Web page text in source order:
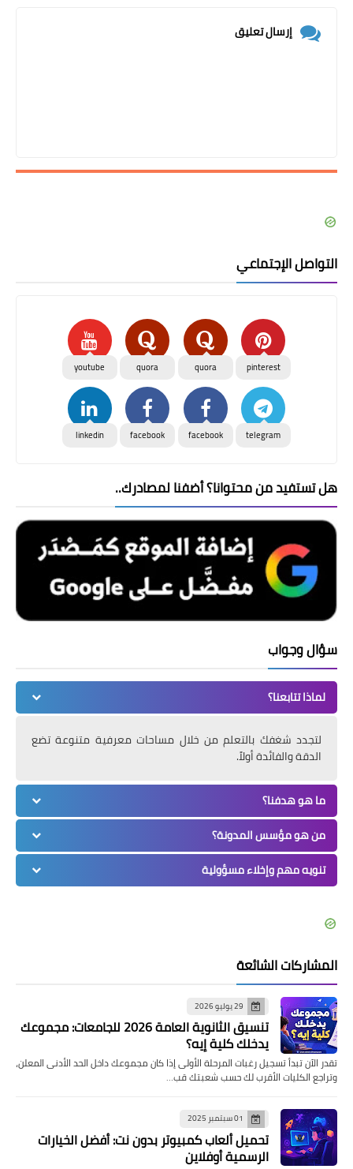
إرسال تعليق
التواصل الإجتماعي
pinterest
quora
quora
youtube
telegram
facebook
facebook
linkedin
هل تستفيد من محتوانا؟ أضفنا لمصادرك..
سؤال وجواب
لماذا تتابعنا؟
لتجدد شغفك بالتعلم من خلال مساحات معرفية متنوعة تضع
الدقة والفائدة أولاً.
ما هو هدفنا؟
من هو مؤسس المدونة؟
تنويه مهم وإخلاء مسؤولية
المشاركات الشائعة
29 يوليو 2026
تنسيق الثانوية العامة 2026 للجامعات: مجموعك
يدخلك كلية إيه؟
تقدر الآن تبدأ تسجيل رغبات المرحلة الأولى إذا كان مجموعك داخل الحد الأدنى المعلن،
وتراجع الكليات الأقرب لك حسب شعبتك قب…
01 سبتمبر 2025
تحميل ألعاب كمبيوتر بدون نت: أفضل الخيارات
الرسمية أوفلاين